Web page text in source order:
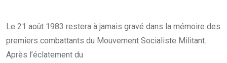
Le 21 août 1983 restera à jamais gravé dans la mémoire des
premiers combattants du Mouvement Socialiste Militant.
Après l’éclatement du